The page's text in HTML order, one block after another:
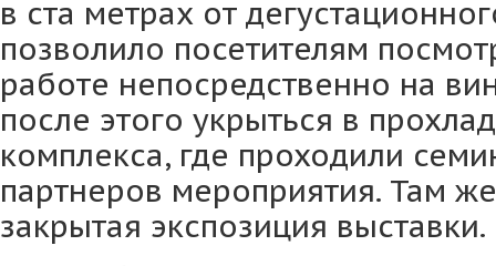
в ста метрах от
позволило посетителям
работе непосредственно на
после этого укрыться в
комплекса, где проходили
партнеров мероприятия. Там
закрытая экспозиция выставки.